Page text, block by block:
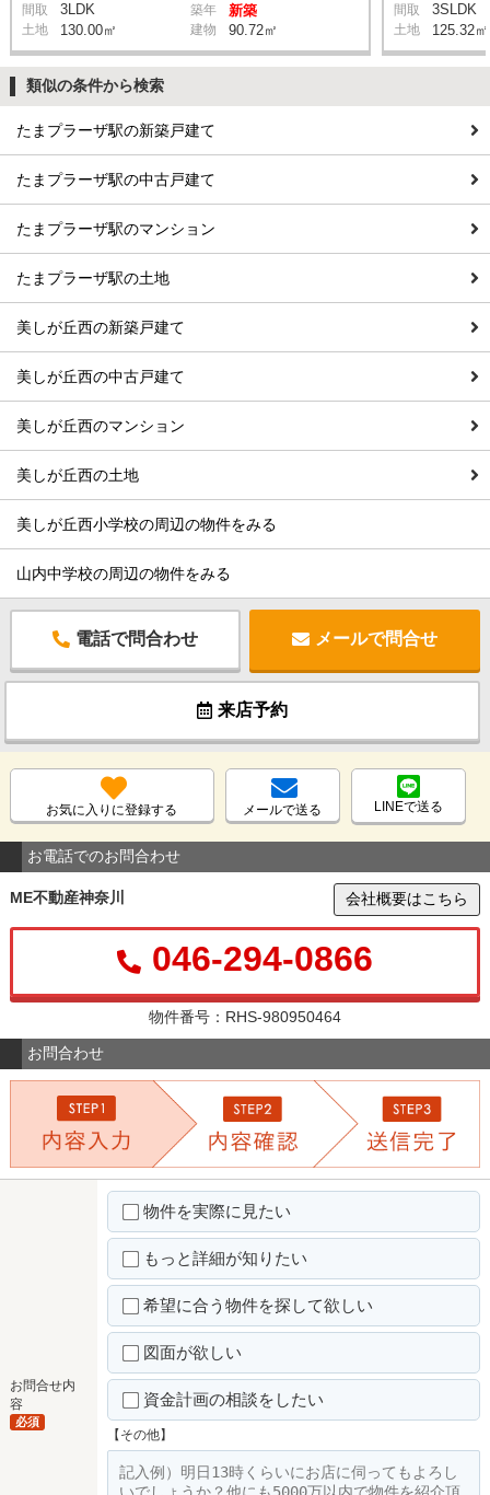
間取 3LDK 築年 新築
土地 130.00㎡ 建物 90.72㎡
間取 3SLDK
土地 125.32㎡
類似の条件から検索
たまプラーザ駅の新築戸建て
たまプラーザ駅の中古戸建て
たまプラーザ駅のマンション
たまプラーザ駅の土地
美しが丘西の新築戸建て
美しが丘西の中古戸建て
美しが丘西のマンション
美しが丘西の土地
美しが丘西小学校の周辺の物件をみる
山内中学校の周辺の物件をみる
電話で問合わせ メールで問合せ
来店予約
お気に入りに登録する メールで送る LINEで送る
お電話でのお問合わせ
ME不動産神奈川 会社概要はこちら
046-294-0866
物件番号：RHS-980950464
お問合わせ
お問合せ内
容
必須
物件を実際に見たい
もっと詳細が知りたい
希望に合う物件を探して欲しい
図面が欲しい
資金計画の相談をしたい
【その他】